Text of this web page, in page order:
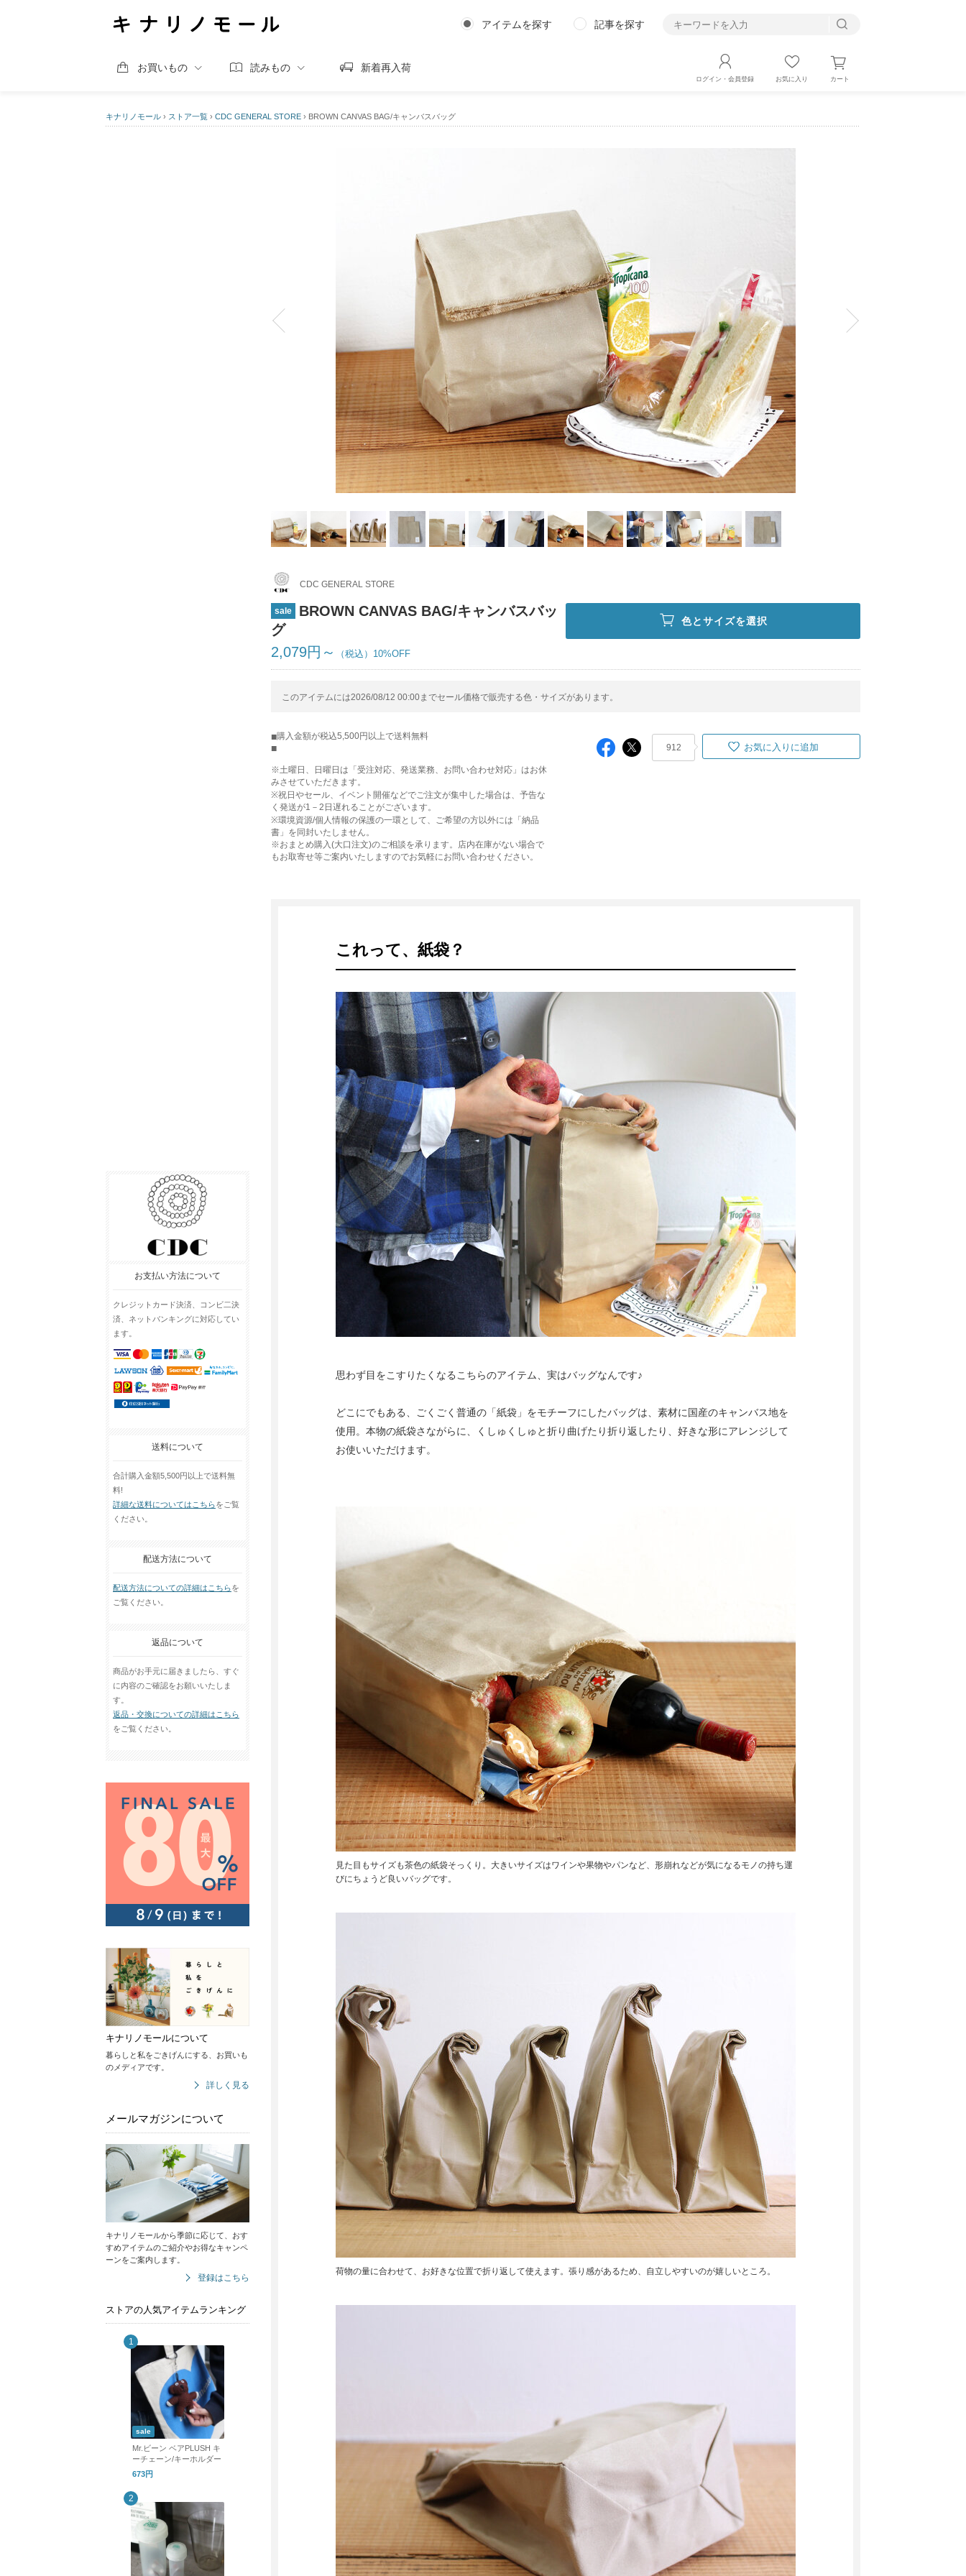
アイテムを探す 記事を探す
お買いもの 読みもの 新着再入荷
ログイン・会員登録 お気に入り カート
キナリノモール › ストア一覧 › CDC GENERAL STORE › BROWN CANVAS BAG/キャンバスバッグ
お支払い方法について
クレジットカード決済、コンビ二決
済、ネットバンキングに対応してい
ます。
送料について
合計購入金額5,500円以上で送料無
料!
詳細な送料についてはこちらをご覧
ください。
配送方法について
配送方法についての詳細はこちらを
ご覧ください。
返品について
商品がお手元に届きましたら、すぐ
に内容のご確認をお願いいたしま
す。
返品・交換についての詳細はこちら
をご覧ください。
キナリノモールについて
暮らしと私をごきげんにする、お買いも
のメディアです。
詳しく見る
メールマガジンについて
キナリノモールから季節に応じて、おす
すめアイテムのご紹介やお得なキャンペ
ーンをご案内します。
登録はこちら
ストアの人気アイテムランキング
sale
Mr.ビーン ベアPLUSH キ
ーチェーン/キーホルダー
673円
CDC GENERAL STORE
sale
BROWN CANVAS BAG/キャンバスバッ
グ
2,079円～
10%OFF
色とサイズを選択
このアイテムには2026/08/12 00:00までセール価格で販売する色・サイズがあります。
購入金額が税込5,500円以上で送料無料
※土曜日、日曜日は「受注対応、発送業務、お問い合わせ対応」はお休
みさせていただきます。
※祝日やセール、イベント開催などでご注文が集中した場合は、予告な
く発送が1－2日遅れることがございます。
※環境資源/個人情報の保護の一環として、ご希望の方以外には「納品
書」を同封いたしません。
※おまとめ購入(大口注文)のご相談を承ります。店内在庫がない場合で
もお取寄せ等ご案内いたしますのでお気軽にお問い合わせください。
912 お気に入りに追加
これって、紙袋？
思わず目をこすりたくなるこちらのアイテム、実はバッグなんです♪
どこにでもある、ごくごく普通の「紙袋」をモチーフにしたバッグは、素材に国産のキャンバス地を
使用。本物の紙袋さながらに、くしゅくしゅと折り曲げたり折り返したり、好きな形にアレンジして
お使いいただけます。
見た目もサイズも茶色の紙袋そっくり。大きいサイズはワインや果物やパンなど、形崩れなどが気になるモノの持ち運
びにちょうど良いバッグです。
荷物の量に合わせて、お好きな位置で折り返して使えます。張り感があるため、自立しやすいのが嬉しいところ。